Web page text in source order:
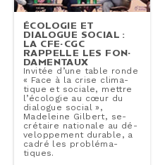
ÉCOLOGIE ET
DIALOGUE SOCIAL :
LA CFE-CGC
RAPPELLE LES FON­
DA­MEN­TAUX
Invitée d’une table ronde
« Face à la crise cli­ma­
tique et sociale, mettre
l’écologie au cœur du
dialogue social »,
Madeleine Gilbert, se­
cré­taire nationale au dé­
ve­lop­pe­ment durable, a
cadré les pro­blé­ma­
tiques.